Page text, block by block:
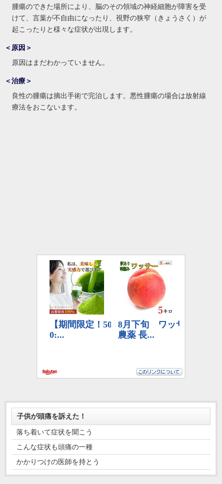
腫瘍のできた場所により、脳のその領域の神経細胞が障害を受
けて、言葉が不自由になったり、視野の狭窄（きょうさく）が
起こったりと様々な症状が出現します。
＜原因＞
原因はまだわかっていません。
＜治療＞
良性の腫瘍は摘出手術で完治します。悪性腫瘍の場合は放射線
療法をおこないます。
子供が頭痛を訴えた！
落ち着いて症状を聞こう
こんな症状も頭痛の一種
かかりつけの医師を持とう